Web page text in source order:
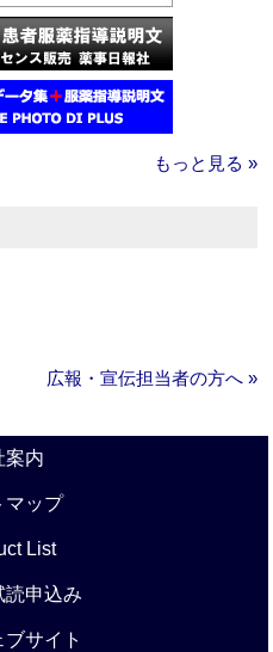
もっと見る »
広報・宣伝担当者の方へ »
案内
マップ
List
読申込み
サイト